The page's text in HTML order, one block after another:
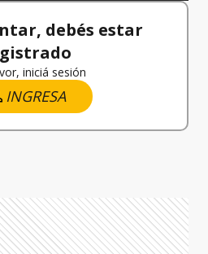
debés estar
iniciá sesión
INGRESA